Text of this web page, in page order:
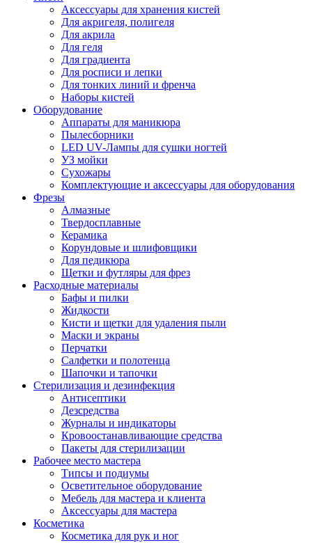
Аксессуары для хранения кистей
Для акригеля, полигеля
Для акрила
Для геля
Для градиента
Для росписи и лепки
Для тонких линий и френча
Наборы кистей
Оборудование
Аппараты для маникюра
Пылесборники
LED UV-Лампы для сушки ногтей
УЗ мойки
Сухожары
Комплектующие и аксессуары для оборудования
Фрезы
Алмазные
Твердосплавные
Керамика
Корундовые и шлифовщики
Для педикюра
Щетки и футляры для фрез
Расходные материалы
Бафы и пилки
Жидкости
Кисти и щетки для удаления пыли
Маски и экраны
Перчатки
Салфетки и полотенца
Шапочки и тапочки
Стерилизация и дезинфекция
Антисептики
Дезсредства
Журналы и индикаторы
Кровоостанавливающие средства
Пакеты для стерилизации
Рабочее место мастера
Типсы и подиумы
Осветительное оборудование
Мебель для мастера и клиента
Аксессуары для мастера
Косметика
Косметика для рук и ног